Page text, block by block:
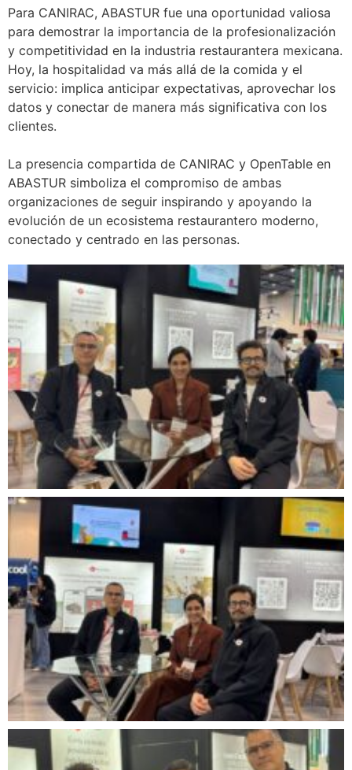
Para CANIRAC, ABASTUR fue una oportunidad valiosa
para demostrar la importancia de la profesionalización
y competitividad en la industria restaurantera mexicana.
Hoy, la hospitalidad va más allá de la comida y el
servicio: implica anticipar expectativas, aprovechar los
datos y conectar de manera más significativa con los
clientes.
La presencia compartida de CANIRAC y OpenTable en
ABASTUR simboliza el compromiso de ambas
organizaciones de seguir inspirando y apoyando la
evolución de un ecosistema restaurantero moderno,
conectado y centrado en las personas.